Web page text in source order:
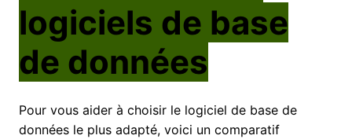
logiciels de base
de données
Pour vous aider à choisir le logiciel de base de
données le plus adapté, voici un comparatif